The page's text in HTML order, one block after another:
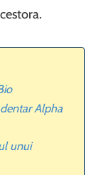
Alpha
unui